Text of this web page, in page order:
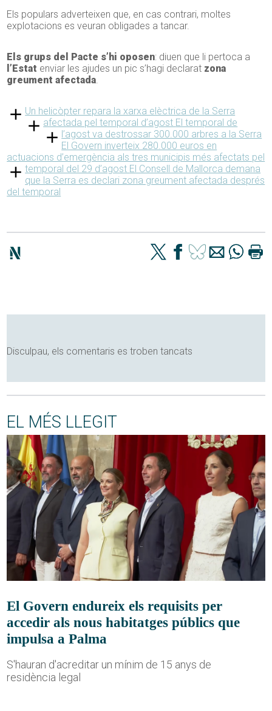
Els populars adverteixen que, en cas contrari, moltes
explotacions es veuran obligades a tancar.
Els grups del Pacte s’hi oposen: diuen que li pertoca a
l’Estat enviar les ajudes un pic s’hagi declarat zona
greument afectada.
Un helicòpter repara la xarxa elèctrica de la Serra
afectada pel temporal d’agost El temporal de
l’agost va destrossar 300.000 arbres a la Serra
El Govern inverteix 280.000 euros en
actuacions d’emergència als tres municipis més afectats pel
temporal del 29 d’agost El Consell de Mallorca demana
que la Serra es declari zona greument afectada després
del temporal
Disculpau, els comentaris es troben tancats
EL MÉS LLEGIT
El Govern endureix els requisits per
accedir als nous habitatges públics que
impulsa a Palma
S'hauran d'acreditar un mínim de 15 anys de
residència legal